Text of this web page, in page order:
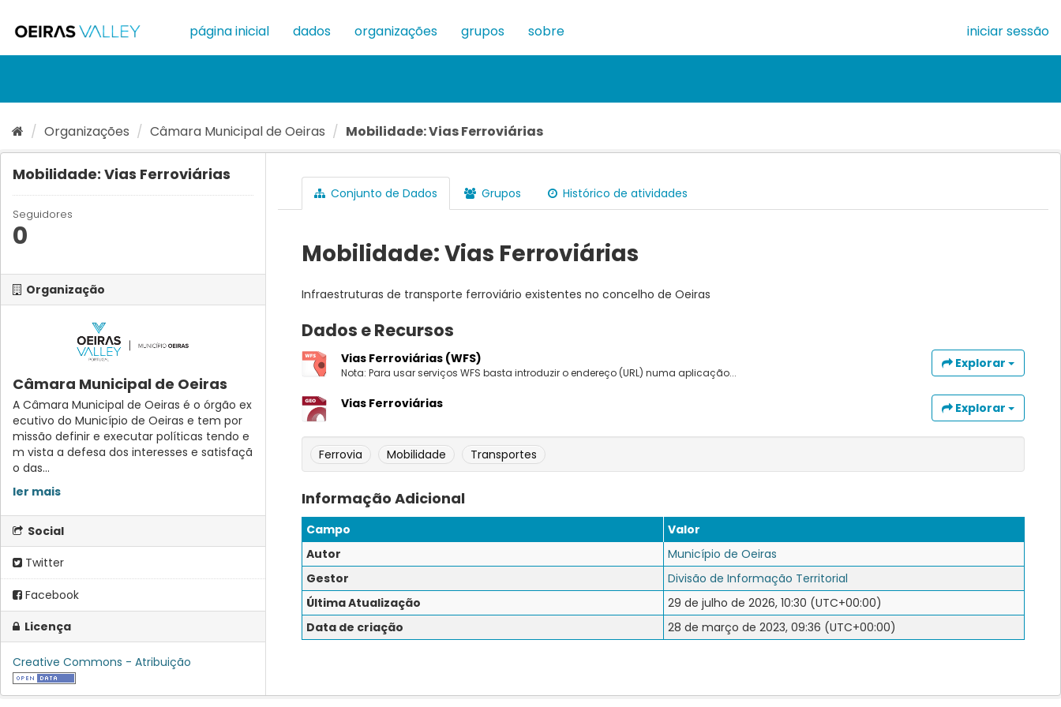
para
conteúdo
página inicial dados organizações grupos sobre iniciar sessão
Organizações Câmara Municipal de Oeiras Mobilidade: Vias Ferroviárias
Mobilidade: Vias Ferroviárias
Seguidores
0
Organização
Câmara Municipal de Oeiras
A Câmara Municipal de Oeiras é o órgão ex
ecutivo do Município de Oeiras e tem por
missão definir e executar políticas tendo e
m vista a defesa dos interesses e satisfaçã
o das...
ler mais
Social
Twitter
Facebook
Licença
Creative Commons - Atribuição
Conjunto de Dados Grupos Histórico de atividades
Mobilidade: Vias Ferroviárias
Infraestruturas de transporte ferroviário existentes no concelho de Oeiras
Dados e Recursos
Vias Ferroviárias (WFS)
Nota: Para usar serviços WFS basta introduzir o endereço (URL) numa aplicação...
Explorar
Vias Ferroviárias Explorar
Ferrovia Mobilidade Transportes
Informação Adicional
Campo
Valor
Autor
Município de Oeiras
Gestor
Divisão de Informação Territorial
Última Atualização
29 de julho de 2026, 10:30 (UTC+00:00)
Data de criação
28 de março de 2023, 09:36 (UTC+00:00)